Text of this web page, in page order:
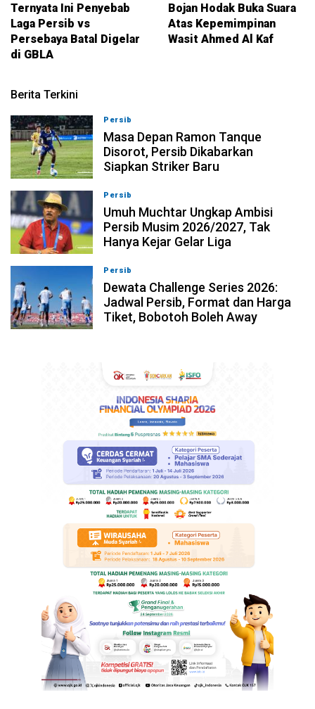
Ternyata Ini Penyebab
Laga Persib vs
Persebaya Batal Digelar
di GBLA
Bojan Hodak Buka Suara
Atas Kepemimpinan
Wasit Ahmed Al Kaf
Berita Terkini
Persib
Masa Depan Ramon Tanque
Disorot, Persib Dikabarkan
Siapkan Striker Baru
Persib
Umuh Muchtar Ungkap Ambisi
Persib Musim 2026/2027, Tak
Hanya Kejar Gelar Liga
Persib
Dewata Challenge Series 2026:
Jadwal Persib, Format dan Harga
Tiket, Bobotoh Boleh Away